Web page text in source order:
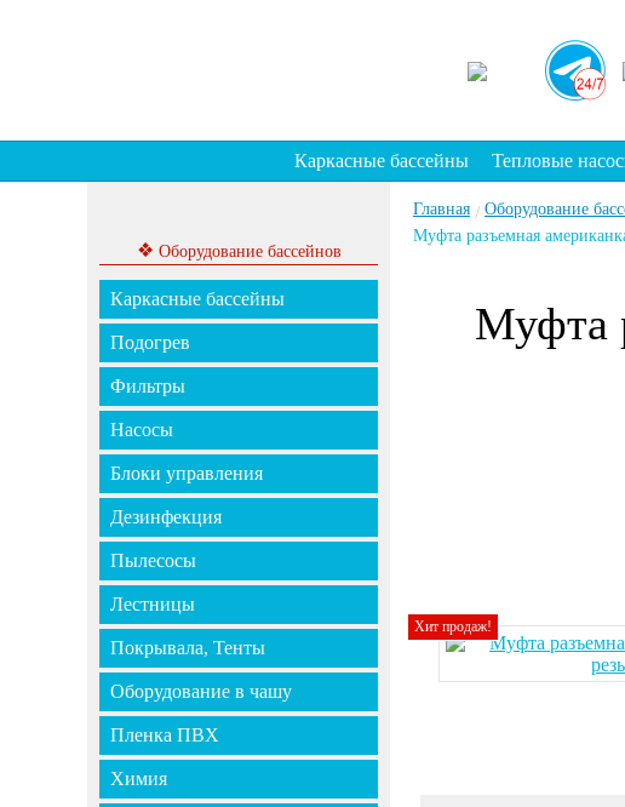
Каркасные бассейны Тепловые
❖ Оборудование бассейнов
Каркасные бассейны
Подогрев
Фильтры
Насосы
Блоки управления
Дезинфекция
Пылесосы
Лестницы
Покрывала, Тенты
Оборудование в чашу
Пленка ПВХ
Химия
Главная / Оборудование
Муфта разъемная
Муфта
Хит продаж!